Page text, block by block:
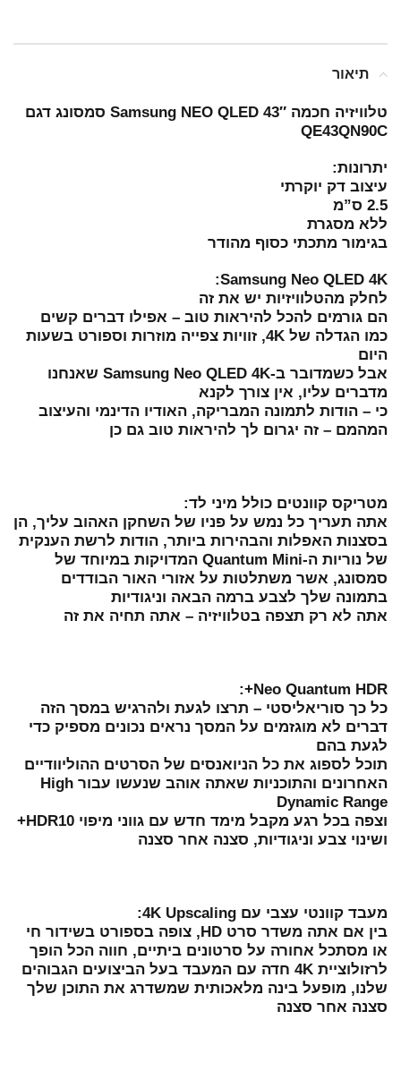
תיאור
טלוויזיה חכמה 43″ Samsung NEO QLED סמסונג דגם
QE43QN90C
יתרונות:
עיצוב דק יוקרתי
2.5 ס”מ
ללא מסגרת
בגימור מתכתי כסוף מהודר
Samsung Neo QLED 4K:
לחלק מהטלוויזיות יש את זה
הם גורמים להכל להיראות טוב – אפילו דברים קשים
כמו הגדלה של 4K, זוויות צפייה מוזרות וספורט בשעות
היום
אבל כשמדובר ב-Samsung Neo QLED 4K שאנחנו
מדברים עליו, אין צורך לקנא
כי – הודות לתמונה המבריקה, האודיו הדינמי והעיצוב
המהמם – זה יגרום לך להיראות טוב גם כן
מטריקס קוונטים כולל מיני לד:
אתה תעריך כל נמש על פניו של השחקן האהוב עליך, הן
בסצנות האפלות והבהירות ביותר, הודות לרשת הענקית
של נוריות ה-Quantum Mini המדויקות במיוחד של
סמסונג, אשר משתלטות על אזורי האור הבודדים
בתמונה שלך לצבע ברמה הבאה וניגודיות
אתה לא רק תצפה בטלוויזיה – אתה תחיה את זה
Neo Quantum HDR+:
כל כך סוריאליסטי – תרצו לגעת ולהרגיש במסך הזה
דברים לא מוגזמים על המסך נראים נכונים מספיק כדי
לגעת בהם
תוכל לספוג את כל הניואנסים של הסרטים ההוליוודיים
האחרונים והתוכניות שאתה אוהב שנעשו עבור High
Dynamic Range
וצפה בכל רגע מקבל מימד חדש עם גווני מיפוי HDR10+
ושינוי צבע וניגודיות, סצנה אחר סצנה
מעבד קוונטי עצבי עם 4K Upscaling:
בין אם אתה משדר סרט HD, צופה בספורט בשידור חי
או מסתכל אחורה על סרטונים ביתיים, חווה הכל הופך
לרזולוציית 4K חדה עם המעבד בעל הביצועים הגבוהים
שלנו, מופעל בינה מלאכותית שמשדרג את התוכן שלך
סצנה אחר סצנה